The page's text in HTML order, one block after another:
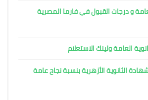
و درجات القبول في فارما المصرية
العامة ولينك الاستعلام
الثانوية الأزهرية بنسبة نجاح عامة